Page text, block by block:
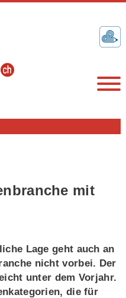
mit
Lage geht auch an
nicht vorbei. Der
unter dem Vorjahr.
die für